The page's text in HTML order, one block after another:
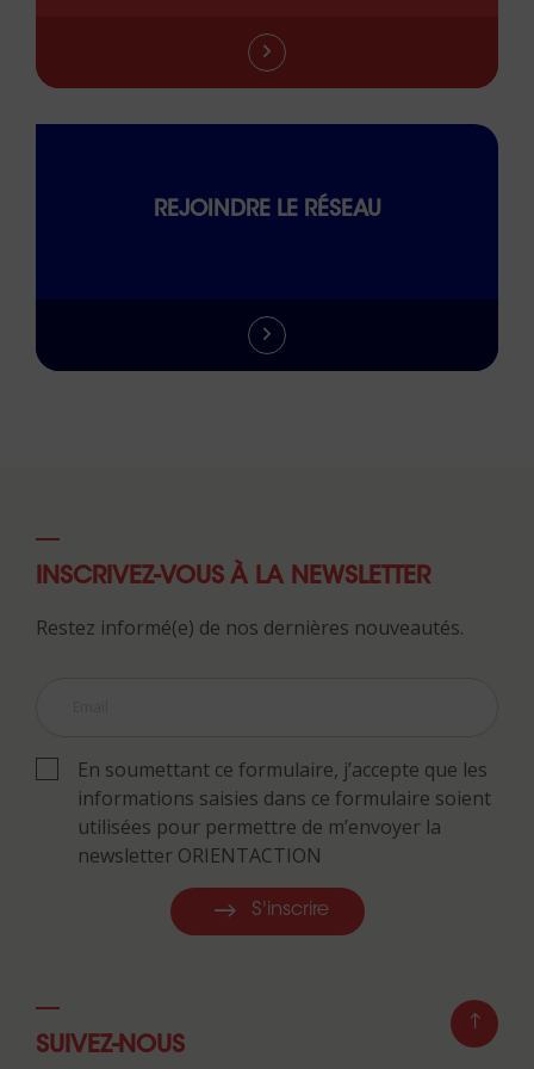
REJOINDRE LE RÉSEAU
INSCRIVEZ-VOUS À LA NEWSLETTER
Restez informé(e) de nos dernières nouveautés.
En soumettant ce formulaire, j’accepte que les
informations saisies dans ce formulaire soient
utilisées pour permettre de m’envoyer la
newsletter ORIENTACTION
S'inscrire
SUIVEZ-NOUS